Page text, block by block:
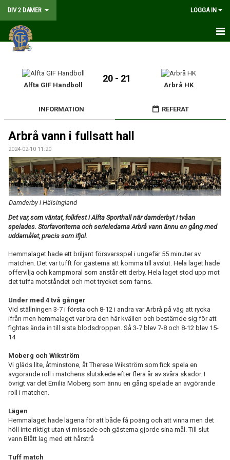
DIV 2 DAMER LOGGA IN
HEM
NYHETER
MATCHER
KALENDER
TRUPPEN
DOKUMENT
KONTAKT
LIVESÄNDNING
TABELL
Alfta GIF Handboll
20 - 21
Arbrå HK
INFORMATION REFERAT
Arbrå vann i fullsatt hall
2024-02-10 11:20
Damderby i Hälsingland
Det var, som väntat, folkfest i Alfta Sporthall när damderbyt i tvåan
spelades. Storfavoriterna och serieledarna Arbrå vann ännu en gång med
uddamålet, precis som ifjol.
Hemmalaget hade ett briljant försvarsspel i ungefär 55 minuter av
matchen. Det var tufft för gästerna att komma till avslut. Hela laget hade
offervilja och kampmoral som anstår ett derby. Hela laget stod upp mot
det tuffa motståndet och mot trycket som fanns.
Under med 4 två gånger
Vid ställningen 3-7 i första och 8-12 i andra var Arbrå på väg att rycka
ifrån men hemmalaget var bra den här kvällen och bestämde sig för att
fightas ända in till sista blodsdroppen. Så 3-7 blev 7-8 och 8-12 blev 15-
14
Moberg och Wikström
Vi gläds lite, åtminstone, åt Therese Wikström som fick spela en
avgörande roll i matchens slutskede efter flera år av svåra skador. I
övrigt var det Emilia Moberg som ännu en gång spelade an avgörande
roll i matchen.
Lägen
Hemmalaget hade lägena för att både få poäng och att vinna men det
höll inte riktigt utan vi missade och gästerna gjorde sina mål. Till slut
vann Blått lag med ett hårstrå
Tuff match